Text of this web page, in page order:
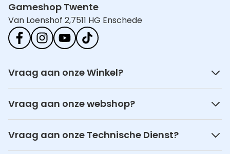
Gameshop Twente
Van Loenshof 2,7511 HG Enschede
Vraag aan onze Winkel?
Vraag aan onze webshop?
Vraag aan onze Technische Dienst?